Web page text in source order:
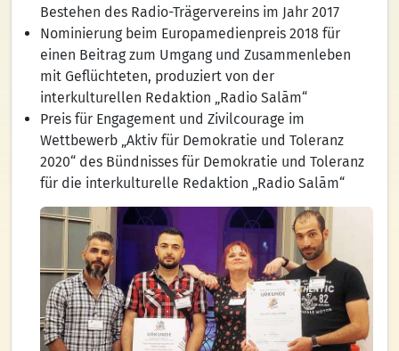
Bestehen des Radio-Trägervereins im Jahr 2017
Nominierung beim Europamedienpreis 2018 für
einen Beitrag zum Umgang und Zusammenleben
mit Geflüchteten, produziert von der
interkulturellen Redaktion „Radio Salām“
Preis für Engagement und Zivilcourage im
Wettbewerb „Aktiv für Demokratie und Toleranz
2020“ des Bündnisses für Demokratie und Toleranz
für die interkulturelle Redaktion „Radio Salām“